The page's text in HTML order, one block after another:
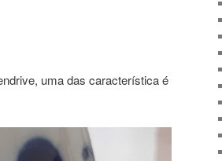
uma das característica é